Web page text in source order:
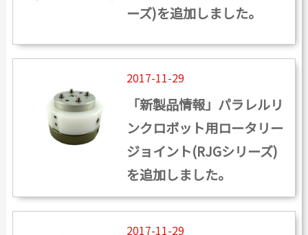
ーズ)を追加しました。
2017-11-29
「新製品情報」パラレルリ
ンクロボット用ロータリー
ジョイント(RJGシリーズ)
を追加しました。
2017-11-29
Chinese